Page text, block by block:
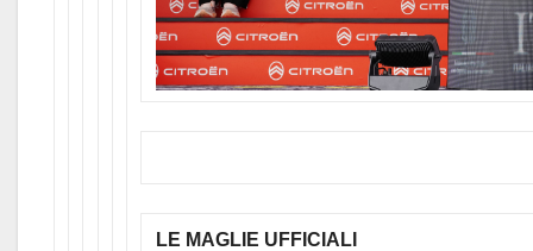
LE MAGLIE UFFICIALI